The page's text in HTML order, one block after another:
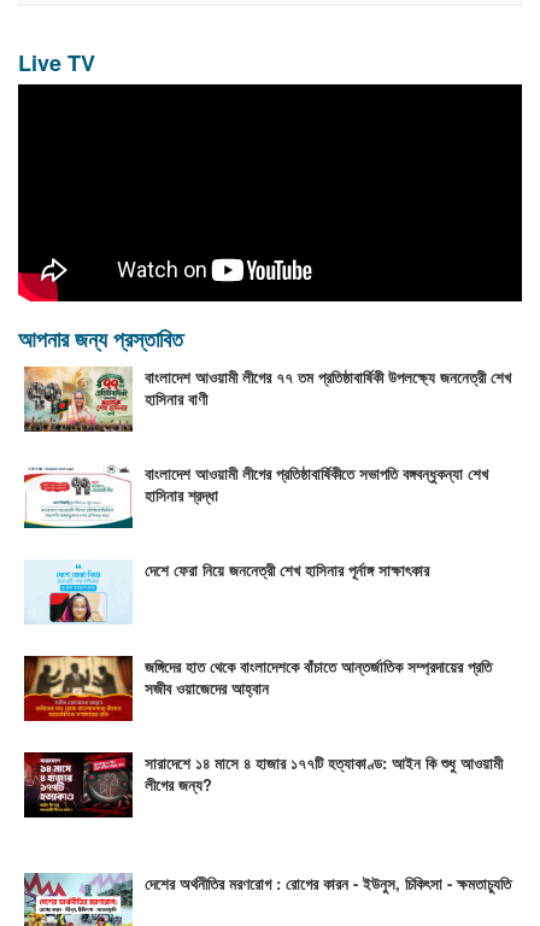
Live TV
আপনার জন্য প্রস্তাবিত
বাংলাদেশ আওয়ামী লীগের ৭৭ তম প্রতিষ্ঠাবার্ষিকী উপলক্ষ্যে জননেত্রী শেখ
হাসিনার বাণী
বাংলাদেশ আওয়ামী লীগের প্রতিষ্ঠাবার্ষিকীতে সভাপতি বঙ্গবন্ধুকন্যা শেখ
হাসিনার শ্রদ্ধা
দেশে ফেরা নিয়ে জননেত্রী শেখ হাসিনার পূর্নাঙ্গ সাক্ষাৎকার
জঙ্গিদের হাত থেকে বাংলাদেশকে বাঁচাতে আন্তর্জাতিক সম্প্রদায়ের প্রতি
সজীব ওয়াজেদের আহ্বান
সারাদেশে ১৪ মাসে ৪ হাজার ১৭৭টি হত্যাকাণ্ড: আইন কি শুধু আওয়ামী
লীগের জন্য?
দেশের অর্থনীতির মরণরোগ : রোগের কারন - ইউনুস, চিকিৎসা - ক্ষমতাচ্যুতি